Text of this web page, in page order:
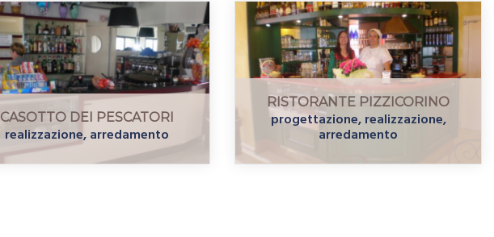
CASOTTO DEI PESCATORI
realizzazione, arredamento
RISTORANTE PIZZICORINO
progettazione, realizzazione,
arredamento